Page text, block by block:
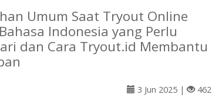
Umum Saat Tryout Online
Indonesia yang Perlu
dan Cara Tryout.id Membantu
3 Jun 2025 | 462